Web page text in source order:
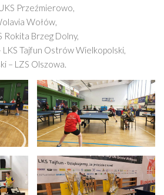
Przeźmierowo,
Wołów,
Rokita Brzeg Dolny,
Tajfun Ostrów Wielkopolski,
– LZS Olszowa.